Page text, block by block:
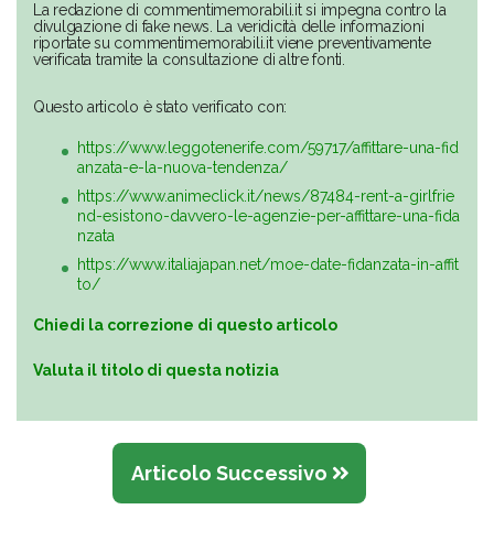
La redazione di commentimemorabili.it si impegna contro la
divulgazione di fake news. La veridicità delle informazioni
riportate su commentimemorabili.it viene preventivamente
verificata tramite la consultazione di altre fonti.
Questo articolo è stato verificato con:
https://www.leggotenerife.com/59717/affittare-una-fid
anzata-e-la-nuova-tendenza/
https://www.animeclick.it/news/87484-rent-a-girlfrie
nd-esistono-davvero-le-agenzie-per-affittare-una-fida
nzata
https://www.italiajapan.net/moe-date-fidanzata-in-affit
to/
Chiedi la correzione di questo articolo
Valuta il titolo di questa notizia
Articolo Successivo